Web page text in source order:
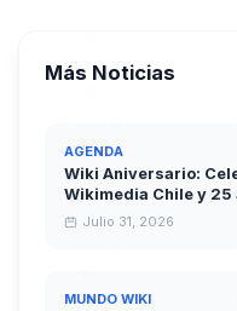
Más Noticias
AGENDA
Wiki Aniversario:
Wikimedia Chile y 25
Julio 31, 2026
MUNDO WIKI